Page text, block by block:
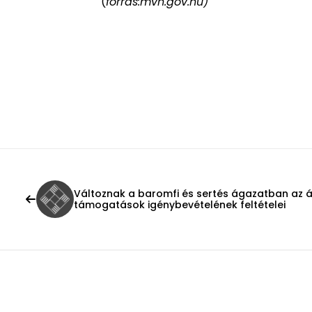
Változnak a baromfi és sertés ágazatban az
támogatások igénybevételének feltételei